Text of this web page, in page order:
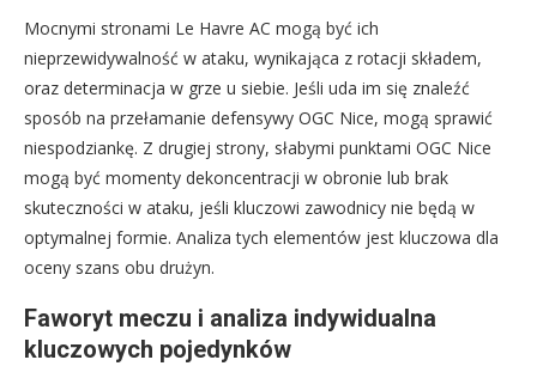
Mocnymi stronami Le Havre AC mogą być ich
nieprzewidywalność w ataku, wynikająca z rotacji składem,
oraz determinacja w grze u siebie. Jeśli uda im się znaleźć
sposób na przełamanie defensywy OGC Nice, mogą sprawić
niespodziankę. Z drugiej strony, słabymi punktami OGC Nice
mogą być momenty dekoncentracji w obronie lub brak
skuteczności w ataku, jeśli kluczowi zawodnicy nie będą w
optymalnej formie. Analiza tych elementów jest kluczowa dla
oceny szans obu drużyn.
Faworyt meczu i analiza indywidualna
kluczowych pojedynków